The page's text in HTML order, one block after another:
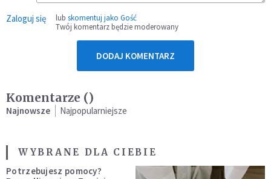
Zaloguj się lub skomentuj jako Gość
Twój komentarz będzie moderowany
DODAJ KOMENTARZ
Komentarze ()
Najnowsze Najpopularniejsze
WYBRANE DLA CIEBIE
Potrzebujesz pomocy?